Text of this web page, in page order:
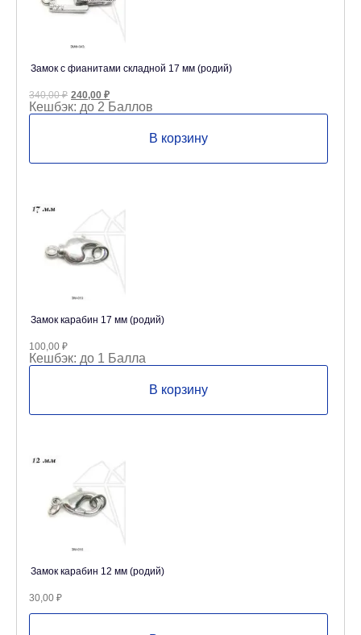
Замок с фианитами складной 17 мм (родий)
340,00₽ Первоначальная
цена
составляла
240,00 ₽Текущая
цена:
240,00 ₽.
Кешбэк: до 2 Баллов
В корзину
Замок карабин 17 мм (родий)
100,00 ₽
Кешбэк: до 1 Балла
В корзину
Замок карабин 12 мм (родий)
30,00 ₽